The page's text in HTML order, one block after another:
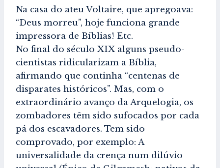
Na casa do ateu Voltaire, que apregoava:
“Deus morreu”, hoje funciona grande
impressora de Bíblias! Etc.
No final do século XIX alguns pseudo-
cientistas ridicularizam a Bíblia,
afirmando que continha “centenas de
disparates históricos”. Mas, com o
extraordinário avanço da Arquelogia, os
zombadores têm sido sufocados por cada
pá dos escavadores. Tem sido
comprovado, por exemplo: A
universalidade da crença num dilúvio